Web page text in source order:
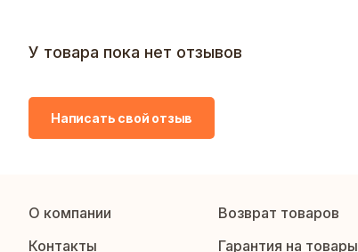
У товара пока нет отзывов
Написать свой отзыв
О компании Возврат товаров
Контакты
Гарантия на товары